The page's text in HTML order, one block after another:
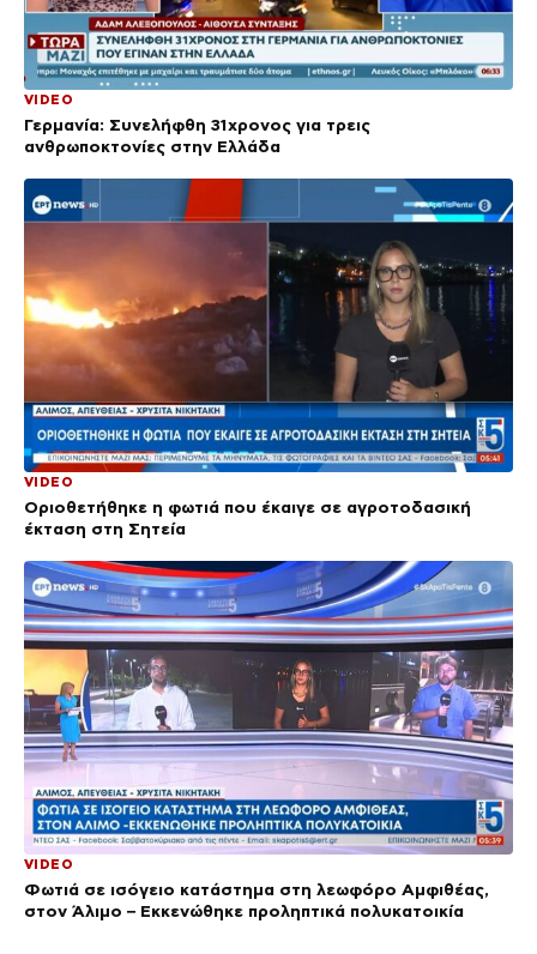
VIDEO
Γερμανία: Συνελήφθη 31χρονος για τρεις
ανθρωποκτονίες στην Ελλάδα
VIDEO
Οριοθετήθηκε η φωτιά που έκαιγε σε αγροτοδασική
έκταση στη Σητεία
VIDEO
Φωτιά σε ισόγειο κατάστημα στη λεωφόρο Αμφιθέας,
στον Άλιμο – Εκκενώθηκε προληπτικά πολυκατοικία